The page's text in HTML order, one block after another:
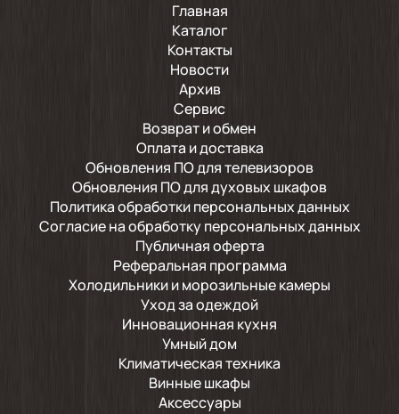
Главная
Каталог
Контакты
Новости
Архив
Сервис
Возврат и обмен
Оплата и доставка
Обновления ПО для телевизоров
Обновления ПО для духовых шкафов
Политика обработки персональных данных
Согласие на обработку персональных данных
Публичная оферта
Реферальная программа
Холодильники и морозильные камеры
Уход за одеждой
Инновационная кухня
Умный дом
Климатическая техника
Винные шкафы
Аксессуары